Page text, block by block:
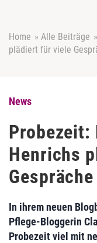
Home » Alle Beiträge »
plädiert für viele
News
Probezeit:
Henrichs
Gespräche
In ihrem neuen
Pflege-Bloggerin
Probezeit viel mit